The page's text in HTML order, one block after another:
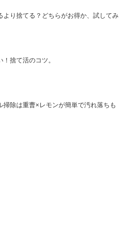
より捨てる？どちらがお得か、試してみ
捨て活のコツ。
掃除は重曹×レモンが簡単で汚れ落ちも